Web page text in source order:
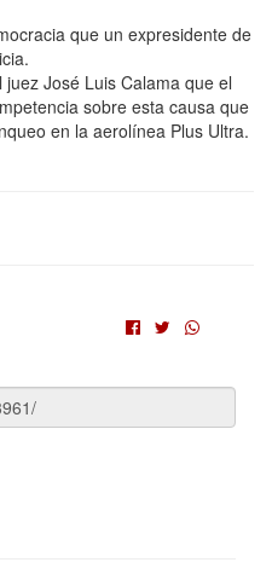
que un expresidente de
José Luis Calama que el
sobre esta causa que
en la aerolínea Plus Ultra.